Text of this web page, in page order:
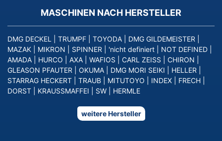
MASCHINEN NACH HERSTELLER
DMG DECKEL TRUMPF TOYODA DMG GILDEMEISTER
MAZAK
MIKRON SPINNER 'nicht definiert NOT DEFINED
AMADA
HURCO AXA WAFIOS CARL ZEISS CHIRON
GLEASON PFAUTER
OKUMA DMG MORI SEIKI HELLER
STARRAG HECKERT
TRAUB MITUTOYO INDEX FRECH
DORST
KRAUSSMAFFEI SW HERMLE
weitere Hersteller